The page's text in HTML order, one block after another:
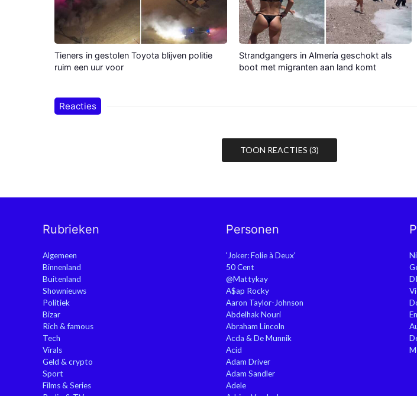
Tieners in gestolen Toyota blijven politie
ruim een uur voor
Strandgangers in Almería geschokt als
boot met migranten aan land komt
Reacties
TOON REACTIES (3)
Rubrieken
Algemeen
Binnenland
Buitenland
Shownieuws
Politiek
Bizar
Rich & famous
Tech
Virals
Geld & crypto
Sport
Films & Series
Personen
'Joker: Folie à Deux'
50 Cent
@Mattykay
A$ap Rocky
Aaron Taylor-Johnson
Abdelhak Nouri
Abraham Lincoln
Acda & De Munnik
Acid
Adam Driver
Adam Sandler
Adele